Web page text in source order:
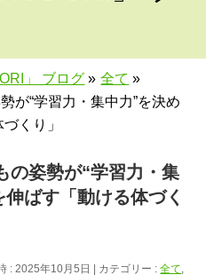
」 ブログ » 全て »
が“学習力・集中力”を決め
くり」
の姿勢が“学習力・集
ばす「動ける体づく
: 2025年10月5日 カテゴリー :全て,